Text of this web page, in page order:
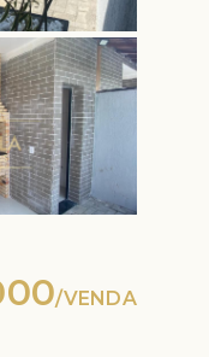
/VENDA